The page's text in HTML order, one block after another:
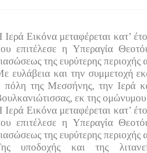
Ιερά Εικόνα μεταφέρεται κατ’
επιτέλεσε η Υπεραγία
της ευρύτερης
ευλάβεια και την συμμετοχή
πόλη της Μεσσήνης, την Ιερά
εκ της
Ιερά Εικόνα μεταφέρεται κατ’
επιτέλεσε η Υπεραγία
της ευρύτερης
υποδοχής και της